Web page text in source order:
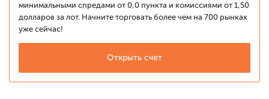
минимальными спредами от 0,0 пункта и комиссиями от 1,50
долларов за лот. Начните торговать более чем на 700 рынках
уже сейчас!
Открыть счет